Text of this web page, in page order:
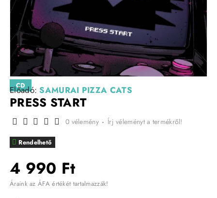
CD
Előadó:SAMURAI PIZZA CATS
PRESS START
Rendelhető
0 vélemény - Írj véleményt a termékről!
4 990 Ft
Áraink az ÁFA értékét tartalmazzák!